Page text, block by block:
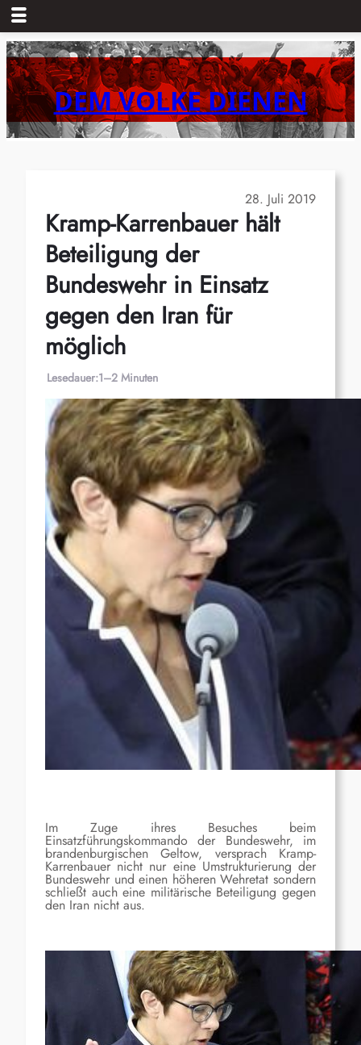
Zum
Inhalt
springenDEM VOLKE DIENEN
28. Juli 2019
Kramp-Karrenbauer hält
Beteiligung der
Bundeswehr in Einsatz
gegen den Iran für
möglich
Lesedauer:1–2 Minuten
Im Zuge ihres Besuches beim
Einsatzführungskommando der Bundeswehr, im
brandenburgischen Geltow, versprach Kramp-
Karrenbauer nicht nur eine Umstrukturierung der
Bundeswehr und einen höheren Wehretat sondern
schließt auch eine militärische Beteiligung gegen
den Iran nicht aus.